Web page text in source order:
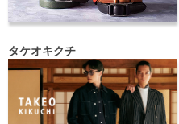
タケオキクチ